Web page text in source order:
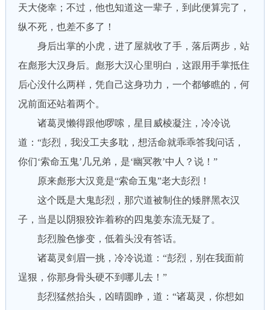
天大侥幸；不过，他也知道这一辈子，到此便算完了，
纵不死，也差不多了！
身后出掌的小虎，进了屋就收了手，落后两步，站
在彪形大汉身后。彪形大汉心里明白，这跟用手掌抵住
后心没什么两样，凭自己这身功力，一个都够瞧的，何
况前面还站着两个。
诸葛灵懒得跟他啰嗦，星目威棱凝注，冷冷说
道：“彭烈，我没工夫多耽，想活命就乖乖答我问话，
你们‘索命五鬼’几兄弟，是‘幽冥教’中人？说！”
原来彪形大汉竟是“索命五鬼”老大彭烈！
这个既是大鬼彭烈，那穴道被制住的矮胖黑衣汉
子，当是以阴狠狡诈着称的四鬼姜东流无疑了。
彭烈脸色惨变，低着头没有答话。
诸葛灵剑眉一挑，冷冷说道：“彭烈，别在我面前
逞狠，你那身骨头硬不到哪儿去！”
彭烈猛然抬头，凶晴圆睁，道：“诸葛灵，你想如